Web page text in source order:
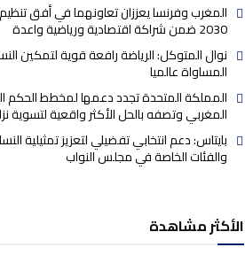
المغرب وفرنسا يعززان تعاونهما في أفق
2030 ضمن شراكة اقتصادية ورياضية واعدة
نوال المتوكل: الرياضة رافعة قوية لتمكين
المساواة عالميا
المملكة المتحدة تجدد دعمها لمخطط الحكم
المغربي وتصفه بالحل الأكثر واقعية لتسوية
بايتاس: دعم انتخابي تفضيلي لتعزيز تمثيلية
والفئات الخاصة في مجلس النواب
الأكثر مشاهدة